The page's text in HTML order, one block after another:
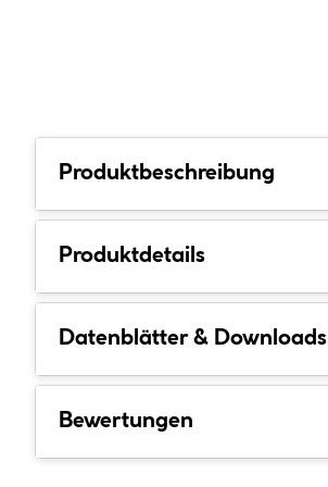
Produktbeschreibung
Produktdetails
Datenblätter & Downloads
Bewertungen